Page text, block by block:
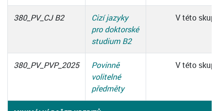
380_PV_CJ B2
Cizí jazyky
pro doktorské
studium B2
V této
380_PV_PVP_2025
Povinně
volitelné
předměty
V této